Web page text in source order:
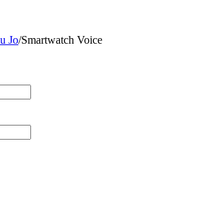
Jo/Smartwatch Voice